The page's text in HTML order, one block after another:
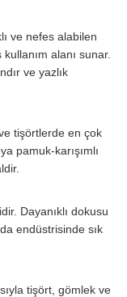
ve nefes alabilen
alanı sunar.
ve yazlık
tişörtlerde en çok
pamuk-karışımlı
Dayanıklı dokusu
endüstrisinde sık
tişört, gömlek ve